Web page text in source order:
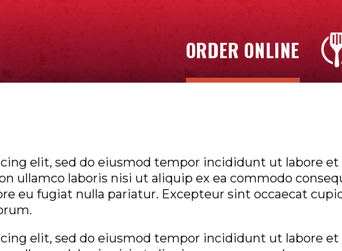
ORDER ONLINE
elit, sed do eiusmod tempor incididunt ut labore et
ullamco laboris nisi ut aliquip ex ea commodo
eu fugiat nulla pariatur. Excepteur sint occaecat
elit, sed do eiusmod tempor incididunt ut labore et